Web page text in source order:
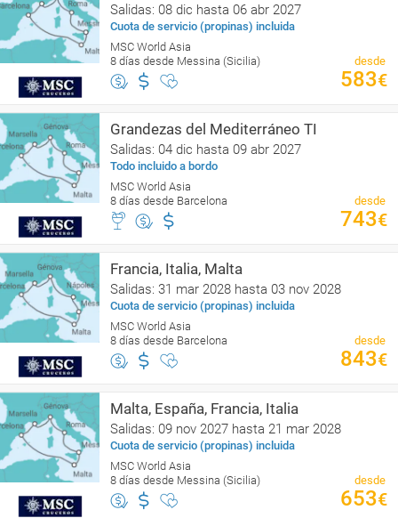
Salidas: 08 dic hasta 06 abr 2027
Cuota de servicio (propinas) incluida
MSC World Asia
8 días desde Messina (Sicilia)
desde
583€
Grandezas del Mediterráneo TI
Salidas: 04 dic hasta 09 abr 2027
Todo incluido a bordo
MSC World Asia
8 días desde Barcelona
desde
743€
Francia, Italia, Malta
Salidas: 31 mar 2028 hasta 03 nov 2028
Cuota de servicio (propinas) incluida
MSC World Asia
8 días desde Barcelona
desde
843€
Malta, España, Francia, Italia
Salidas: 09 nov 2027 hasta 21 mar 2028
Cuota de servicio (propinas) incluida
MSC World Asia
8 días desde Messina (Sicilia)
desde
653€